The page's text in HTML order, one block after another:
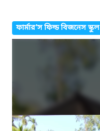
ফার্মার’স ফিল্ড বিজনেস স্কুল